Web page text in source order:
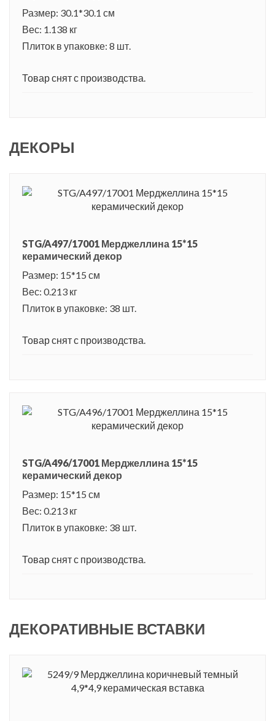
Размер: 30.1*30.1 см
Вес: 1.138 кг
Плиток в упаковке: 8 шт.
Товар снят с производства.
ДЕКОРЫ
STG/A497/17001 Мерджеллина 15*15
керамический декор
Размер: 15*15 см
Вес: 0.213 кг
Плиток в упаковке: 38 шт.
Товар снят с производства.
STG/A496/17001 Мерджеллина 15*15
керамический декор
Размер: 15*15 см
Вес: 0.213 кг
Плиток в упаковке: 38 шт.
Товар снят с производства.
ДЕКОРАТИВНЫЕ ВСТАВКИ